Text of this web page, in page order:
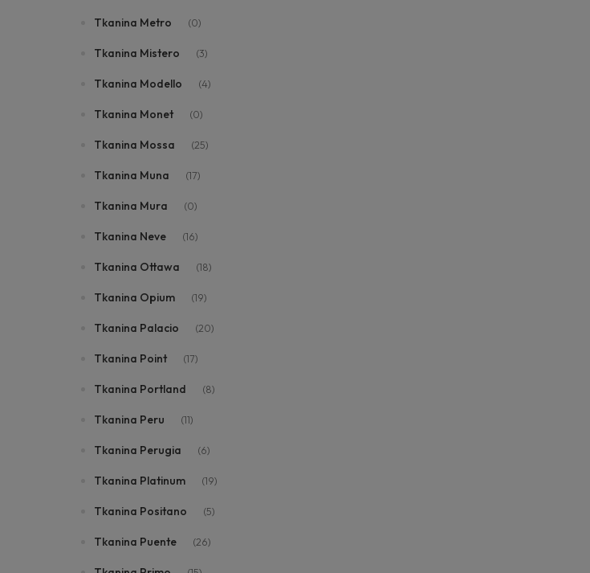
Tkanina Metro (0)
Tkanina Mistero (3)
Tkanina Modello (4)
Tkanina Monet (0)
Tkanina Mossa (25)
Tkanina Muna (17)
Tkanina Mura (0)
Tkanina Neve (16)
Tkanina Ottawa (18)
Tkanina Opium (19)
Tkanina Palacio (20)
Tkanina Point (17)
Tkanina Portland (8)
Tkanina Peru (11)
Tkanina Perugia (6)
Tkanina Platinum (19)
Tkanina Positano (5)
Tkanina Puente (26)